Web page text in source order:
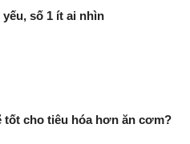
số 1 ít ai nhìn
tốt cho tiêu hóa hơn ăn cơm?